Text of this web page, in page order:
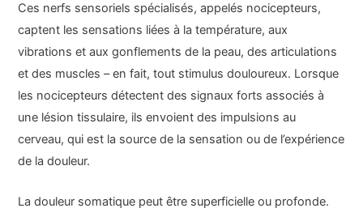
Ces nerfs sensoriels spécialisés, appelés nocicepteurs,
captent les sensations liées à la température, aux
vibrations et aux gonflements de la peau, des articulations
et des muscles – en fait, tout stimulus douloureux. Lorsque
les nocicepteurs détectent des signaux forts associés à
une lésion tissulaire, ils envoient des impulsions au
cerveau, qui est la source de la sensation ou de l’expérience
de la douleur.
La douleur somatique peut être superficielle ou profonde.